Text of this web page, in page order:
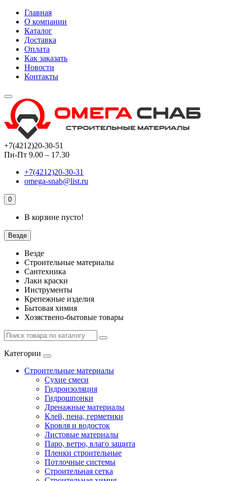
Главная
О компании
Каталог
Доставка
Оплата
Как заказать
Новости
Контакты
+7(4212)20-30-51
Пн-Пт 9.00 – 17.30
+7(4212)20-30-31
omega-snab@list.ru
0
В корзине пусто!
Везде
Везде
Строительные материалы
Сантехника
Лаки краски
Инструменты
Крепежные изделия
Бытовая химия
Хозяствено-бытовые товары
Категории
Строительные материалы
Сухие смеси
Гидроизоляция
Гидрошпонки
Дренажные материалы
Клей, пена, герметики
Кровля и водосток
Листовые материалы
Паро, ветро, влаго защита
Пленки строительные
Потлочные системы
Строительная сетка